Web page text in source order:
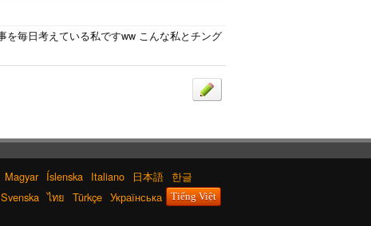
毎日考えている私ですww こんな私とチング
Magyar Íslenska Italiano 日本語 한글
Svenska ไทย Türkçe Українська Tiếng Việt